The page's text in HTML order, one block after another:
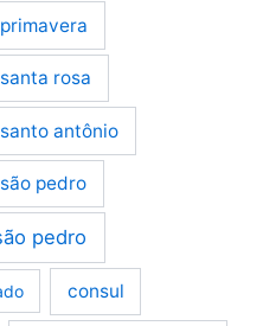
rosa
antônio
pedro
pedro
consul